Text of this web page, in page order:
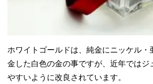
ホワイトゴールドは、純金にニッケル・
金した白色の金の事ですが、近年ではジ
やすいように改良されています。